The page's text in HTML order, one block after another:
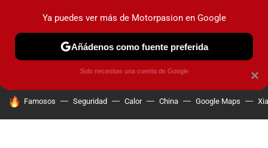
PRUEBAS COCHES ELÉCTRICOS OBSERVATORIO
HOY SE HABLA DE
Famosos Seguridad Calor China Google Maps
×
Ya puedes ver más de Motorpasion en Google
Añádenos como fuente preferida
Solo necesitas una cuenta de Google